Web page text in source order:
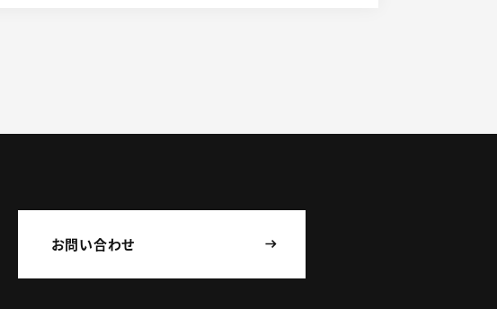
お問い合わせ